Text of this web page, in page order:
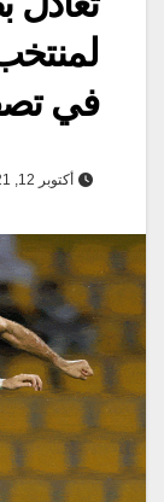
في
أكتوبر 12, 2021